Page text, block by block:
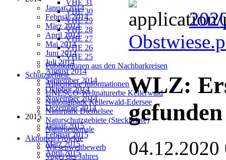
VHE 31
VHE 30
VHE 29
VHE 28
VHE 27
VHE 26
VHE 25
Publikationen aus den Nachbarkreisen
Schutzgebiete
Allgemeine Informationen
UNESCO-Weltnaturerbe Kellerwald
Nationalpark Kellerwald-Edersee
Naturpark Diemelsee
Naturschutzgebiete (Steckbriefe)
Naturdenkmale
Aktionen/Projekte
Wiesenwettbewerb
Vogel des Jahres
Januar 2014
Februar 2014
März 2014
April 2014
Mai 2014
Juni 2014
Juli 2014
August 2014
September 2014
Oktober 2014
November 2014
Dezember 2014
2015
Januar 2015
Februar 2015
März 2015
April 2015
WLZ:
gefunden
04.12.2020